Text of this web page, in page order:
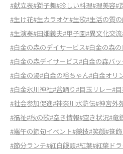
#献立表#獅子舞#珍しい料理#理美容#
#生け花#生カラオケ#生歌#生活の質
#生演奏#田畑義夫#甲子園#異文化交流
#白金の森のデイサービス#白金の森の
#白金の森デイサービス#白金の森バッ
#白金の湯#白金の裕ちゃん#白金オリ
#白金氷川神社#盆踊り#目玉リレー#
#社会参加促進#神奈川水滸伝#神宮外
#福祉#秋の歌#空き情報#空き状況#竜
#端午の節句イベント#競技#笑顔#笹飾
#節分ランチ#紅白饅頭#紅葉#紅葉ド